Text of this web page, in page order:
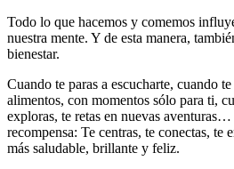
Todo lo que hacemos y comemos
nuestra mente. Y de esta manera,
bienestar.
Cuando te paras a escucharte, cuando
alimentos, con momentos sólo para ti,
exploras, te retas en nuevas
recompensa: Te centras, te conectas, te
más saludable, brillante y feliz.